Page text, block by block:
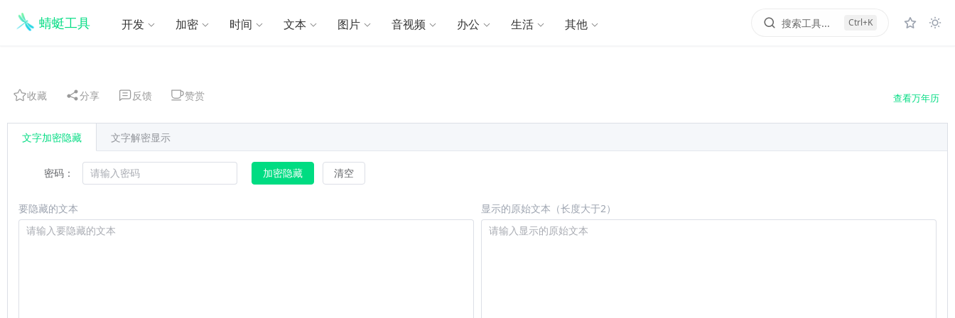
蜻蜓工具 开发 加密 时间 文本 图片 音视频 办公 生活 其他 搜索工具... Ctrl+K
收藏 分享 反馈 赞赏 查看万年历
密码： 加密隐藏 清空
要隐藏的文本 显示的原始文本（长度大于2）
文字加密隐藏 文字解密显示